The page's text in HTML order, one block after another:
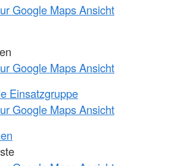
Google Maps Ansicht
Google Maps Ansicht
Einsatzgruppe
Google Maps Ansicht